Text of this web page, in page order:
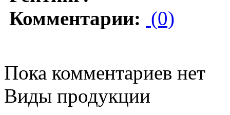
Комментарии: (0)
Пока комментариев нет
Виды продукции